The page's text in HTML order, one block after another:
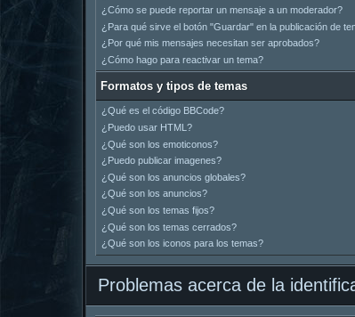
¿Cómo se puede reportar un mensaje a un moderador?
¿Para qué sirve el botón "Guardar" en la publicación de
¿Por qué mis mensajes necesitan ser aprobados?
¿Cómo hago para reactivar un tema?
Formatos y tipos de temas
¿Qué es el código BBCode?
¿Puedo usar HTML?
¿Qué son los emoticonos?
¿Puedo publicar imagenes?
¿Qué son los anuncios globales?
¿Qué son los anuncios?
¿Qué son los temas fijos?
¿Qué son los temas cerrados?
¿Qué son los iconos para los temas?
Problemas acerca de la